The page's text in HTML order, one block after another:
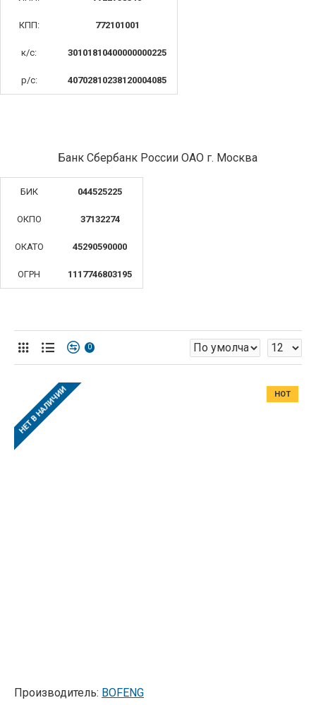
КПП: 772101001
к/с: 30101810400000000225
р/с: 40702810238120004085
Банк Сбербанк России ОАО г. Москва
БИК 044525225
ОКПО 37132274
ОКАТО 45290590000
ОГРН 1117746803195
0
HOT
НЕТ В НАЛИЧИИ
Производитель: BOFENG